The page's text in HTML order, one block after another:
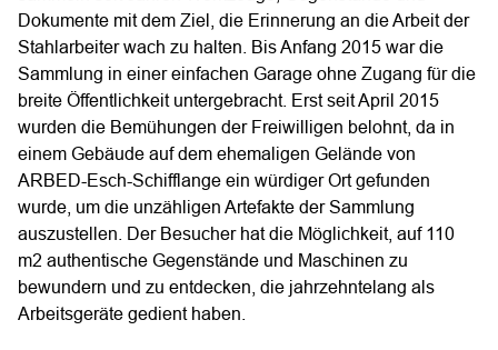
Dokumente mit dem Ziel, die Erinnerung an die Arbeit der
Stahlarbeiter wach zu halten. Bis Anfang 2015 war die
Sammlung in einer einfachen Garage ohne Zugang für die
breite Öffentlichkeit untergebracht. Erst seit April 2015
wurden die Bemühungen der Freiwilligen belohnt, da in
einem Gebäude auf dem ehemaligen Gelände von
ARBED-Esch-Schifflange ein würdiger Ort gefunden
wurde, um die unzähligen Artefakte der Sammlung
auszustellen. Der Besucher hat die Möglichkeit, auf 110
m2 authentische Gegenstände und Maschinen zu
bewundern und zu entdecken, die jahrzehntelang als
Arbeitsgeräte gedient haben.